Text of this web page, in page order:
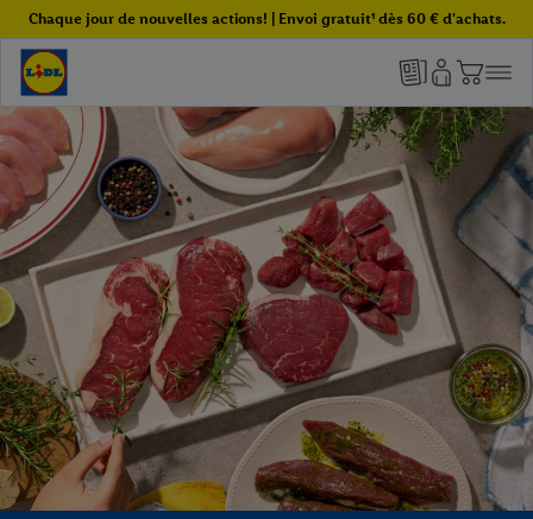
Chaque jour de nouvelles actions! | Envoi gratuit¹ dès 60 € d'achats.